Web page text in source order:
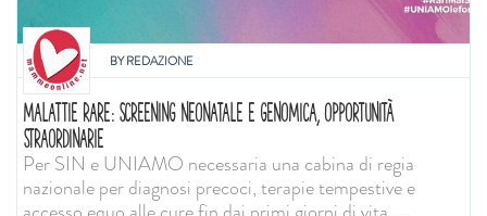
BYREDAZIONE
MALATTIE RARE: SCREENING NEONATALE E GENOMICA, OPPORTUNITÀ
STRAORDINARIE
Per SIN e UNIAMO necessaria una cabina di regia
nazionale per diagnosi precoci, terapie tempestive e